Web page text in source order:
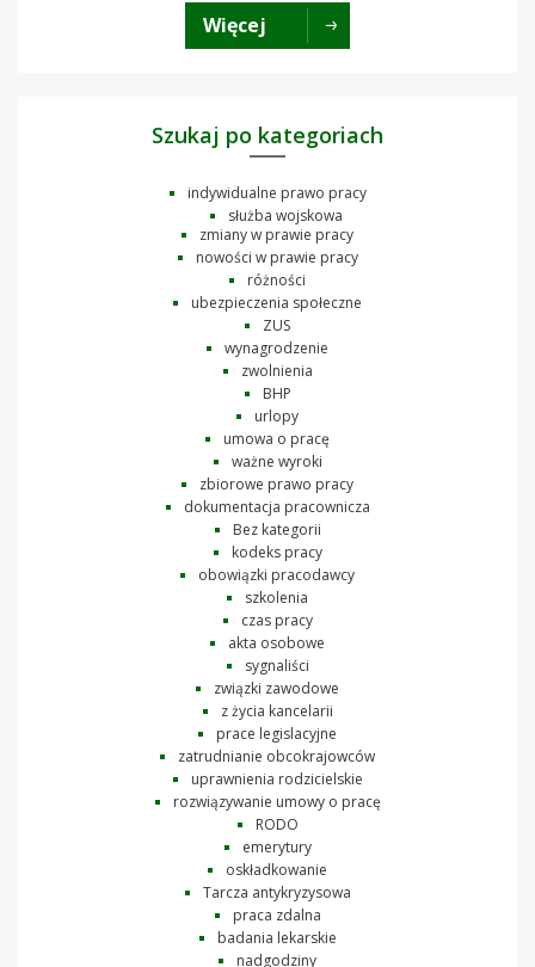
Więcej
Szukaj po kategoriach
indywidualne prawo pracy
służba wojskowa
zmiany w prawie pracy
nowości w prawie pracy
różności
ubezpieczenia społeczne
ZUS
wynagrodzenie
zwolnienia
BHP
urlopy
umowa o pracę
ważne wyroki
zbiorowe prawo pracy
dokumentacja pracownicza
Bez kategorii
kodeks pracy
obowiązki pracodawcy
szkolenia
czas pracy
akta osobowe
sygnaliści
związki zawodowe
z życia kancelarii
prace legislacyjne
zatrudnianie obcokrajowców
uprawnienia rodzicielskie
rozwiązywanie umowy o pracę
RODO
emerytury
oskładkowanie
Tarcza antykryzysowa
praca zdalna
badania lekarskie
nadgodziny